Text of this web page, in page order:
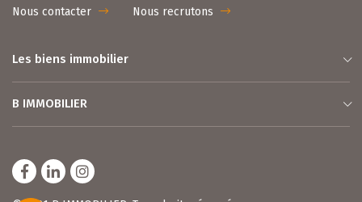
Nous contacter Nous recrutons
Les biens immobilier
B IMMOBILIER